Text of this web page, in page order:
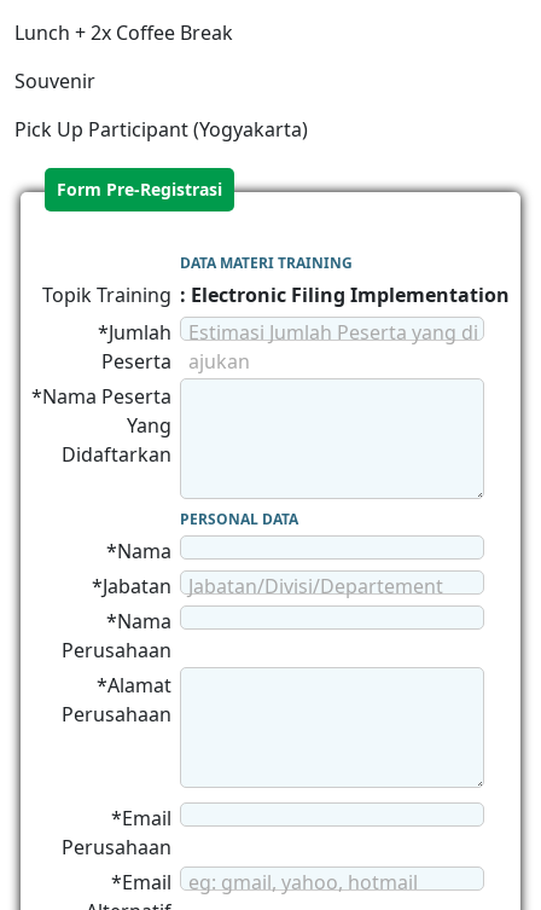
Lunch + 2x Coffee Break
Souvenir
Pick Up Participant (Yogyakarta)
Form Pre-Registrasi
DATA MATERI TRAINING
Topik Training : Electronic Filing Implementation
*Jumlah
Peserta
Estimasi Jumlah Peserta yang di
ajukan
*Nama Peserta
Yang
Didaftarkan
PERSONAL DATA
*Nama
*Jabatan
Jabatan/Divisi/Departement
*Nama
Perusahaan
*Alamat
Perusahaan
*Email
Perusahaan
*Email
eg: gmail, yahoo, hotmail